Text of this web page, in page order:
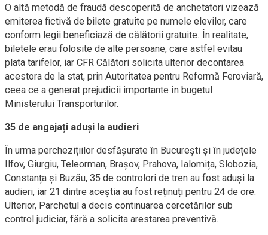
O altă metodă de fraudă descoperită de anchetatori vizează
emiterea fictivă de bilete gratuite pe numele elevilor, care
conform legii beneficiază de călătorii gratuite. În realitate,
biletele erau folosite de alte persoane, care astfel evitau
plata tarifelor, iar CFR Călători solicita ulterior decontarea
acestora de la stat, prin Autoritatea pentru Reformă Feroviară,
ceea ce a generat prejudicii importante în bugetul
Ministerului Transporturilor.
35 de angajați aduși la audieri
În urma perchezițiilor desfășurate în București și în județele
Ilfov, Giurgiu, Teleorman, Brașov, Prahova, Ialomița, Slobozia,
Constanța și Buzău, 35 de controlori de tren au fost aduși la
audieri, iar 21 dintre aceștia au fost reținuți pentru 24 de ore.
Ulterior, Parchetul a decis continuarea cercetărilor sub
control judiciar, fără a solicita arestarea preventivă.